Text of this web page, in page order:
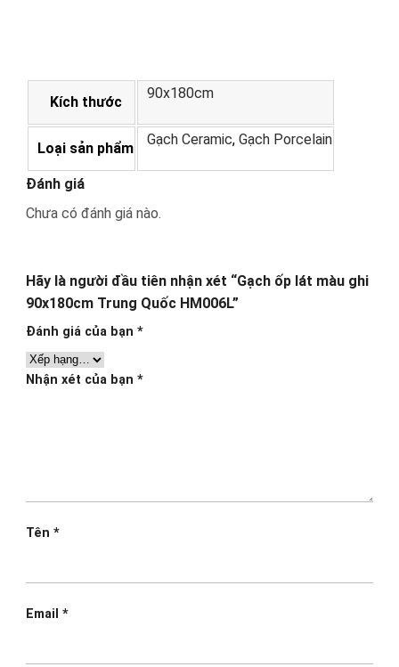
Kích thước
90x180cm
Loại sản phẩm
Gạch Ceramic, Gạch Porcelain
Đánh giá
Chưa có đánh giá nào.
Hãy là người đầu tiên nhận xét “Gạch ốp lát màu ghi
90x180cm Trung Quốc HM006L”
Đánh giá của bạn *
Nhận xét của bạn *
Tên *
Email *